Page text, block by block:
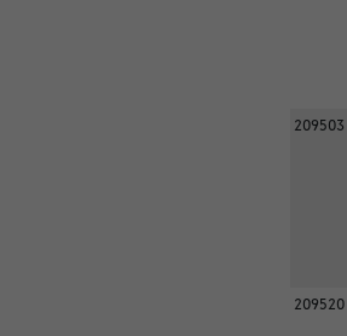
209503
209520